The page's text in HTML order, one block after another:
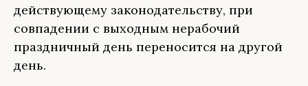
действующему законодательству, при
совпадении с выходным нерабочий
праздничный день переносится на другой
день.